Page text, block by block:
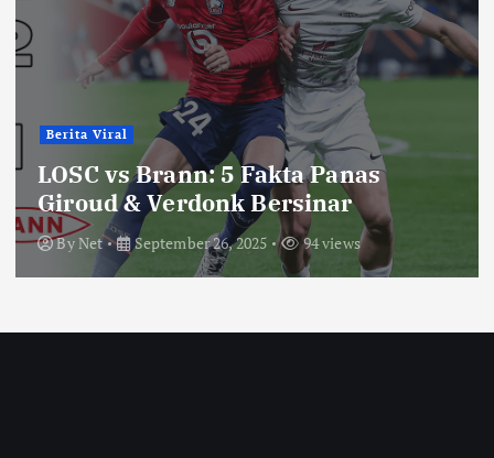
Berita Viral
LOSC vs Brann: 5 Fakta Panas
Giroud & Verdonk Bersinar
ByNet September 26, 2025 94 views